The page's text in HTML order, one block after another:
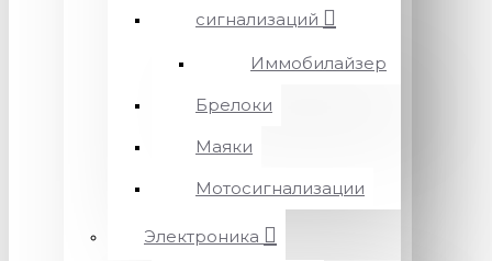
сигнализаций
Иммобилайзер
Брелоки
Маяки
Мотосигнализации
Электроника